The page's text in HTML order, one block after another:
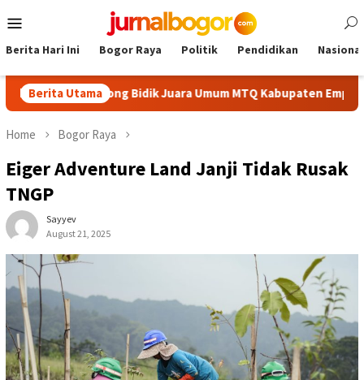
to
Menu
Berita Hari Ini Bogor Raya Politik Pendidikan Nasional
Berita Utama
Cibinong Bidik Juara Umum MTQ Kabupaten Empat Kali
Home Bogor Raya
Eiger Adventure Land Janji Tidak Rusak
TNGP
Sayyev
August 21, 2025